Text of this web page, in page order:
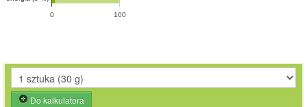
0 100
Do kalkulatora